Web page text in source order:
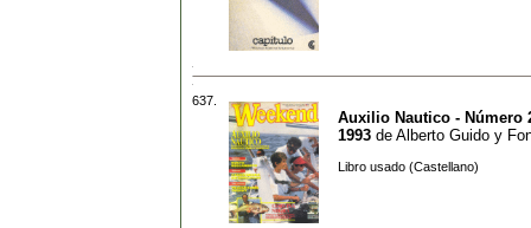
637.
Auxilio Nautico - Número
1993 de Alberto Guido y
Libro usado (Castellano)